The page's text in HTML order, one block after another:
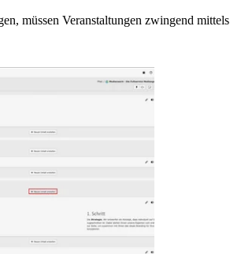
müssen Veranstaltungen zwingend mittels